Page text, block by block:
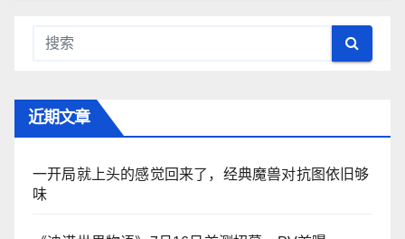
近期文章
一开局就上头的感觉回来了，经典魔兽对抗图依旧够
味